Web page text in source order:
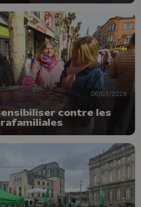
06/03/2026
contre les